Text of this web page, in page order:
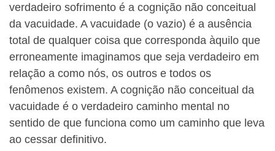
verdadeiro sofrimento é a cognição não conceitual
da vacuidade. A vacuidade (o vazio) é a ausência
total de qualquer coisa que corresponda àquilo que
erroneamente imaginamos que seja verdadeiro em
relação a como nós, os outros e todos os
fenômenos existem. A cognição não conceitual da
vacuidade é o verdadeiro caminho mental no
sentido de que funciona como um caminho que leva
ao cessar definitivo.